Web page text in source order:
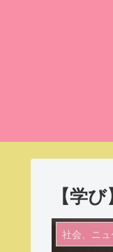
【学
社会、ニュ